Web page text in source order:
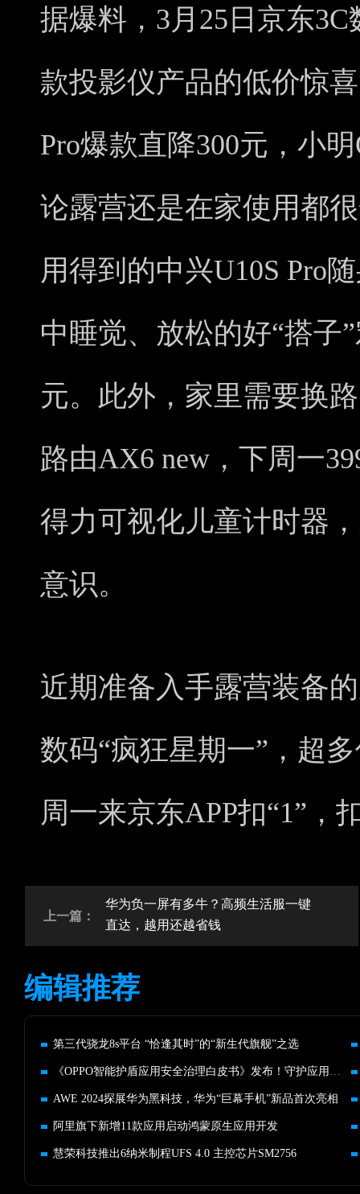
据爆料，3月25日京东
款投影仪产品的低价惊
Pro爆款直降300元，小
论露营还是在家使用都
用得到的中兴U10S Pro
中睡觉、放松的好“搭子
元。此外，家里需要换
路由AX6 new，下周一
得力可视化儿童计时器
意识。
近期准备入手露营装备
数码“疯狂星期一”，超
周一来京东APP扣“1”，
上一篇：
华为负一屏有多牛？高频生活服一键
直达，越用还越省钱
编辑推荐
第三代骁龙8s平台 “恰逢其时”的“新生代旗舰”之选
《OPPO智能护盾应用安全治理白皮书》发布！守护应用使用安全
AWE 2024探展华为黑科技，华为“巨幕手机”新品首次亮相
阿里旗下新增11款应用启动鸿蒙原生应用开发
慧荣科技推出6纳米制程UFS 4.0 主控芯片SM2756